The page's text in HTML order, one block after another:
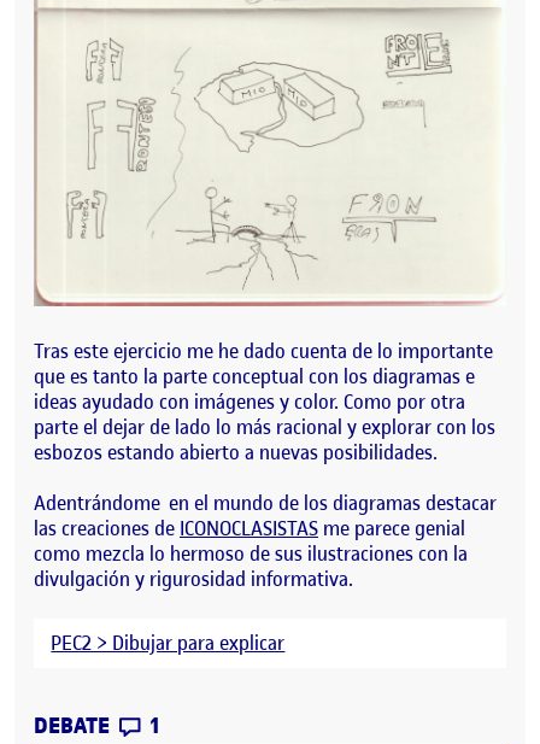
Tras este ejercicio me he dado cuenta de lo importante
que es tanto la parte conceptual con los diagramas e
ideas ayudado con imágenes y color. Como por otra
parte el dejar de lado lo más racional y explorar con los
esbozos estando abierto a nuevas posibilidades.
Adentrándome en el mundo de los diagramas destacar
las creaciones de ICONOCLASISTAS me parece genial
como mezcla lo hermoso de sus ilustraciones con la
divulgación y rigurosidad informativa.
PEC2 > Dibujar para explicar
DEBATE CONTRIBUTIONS
1